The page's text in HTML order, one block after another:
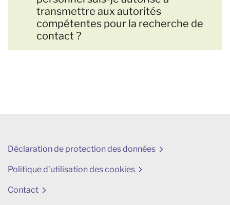
transmettre aux autorités
compétentes pour la recherche de
contact ?
Déclaration de protection des données
Politique d’utilisation des cookies
Contact